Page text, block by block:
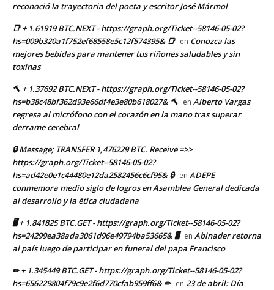
reconoció la trayectoria del poeta y escritor José Mármol
📑 + 1.61919 BTC.NEXT - https://graph.org/Ticket--58146-05-02?
hs=009b320a1f752ef68558e5c12f574395& 📑 en Conozca las
mejores bebidas para mantener tus riñones saludables y sin
toxinas
🔨 + 1.37692 BTC.NEXT - https://graph.org/Ticket--58146-05-02?
hs=b38c48bf362d93e66df4e3e80b618027& 🔨 en Alberto Vargas
regresa al micrófono con el corazón en la mano tras superar
derrame cerebral
🔒 Message; TRANSFER 1,476229 BTC. Receive =>>
https://graph.org/Ticket--58146-05-02?
hs=ad42e0e1c44480e12da2582456c6cf95& 🔒 en ADEPE
conmemora medio siglo de logros en Asamblea General dedicada
al desarrollo y la ética ciudadana
🖥 + 1.841825 BTC.GET - https://graph.org/Ticket--58146-05-02?
hs=24299ea38ada3061d96e49794ba53665& 🖥 en Abinader retorna
al país luego de participar en funeral del papa Francisco
✏ + 1.345449 BTC.GET - https://graph.org/Ticket--58146-05-02?
hs=656229804f79c9e2f6d770cfab959ff6& ✏ en 23 de abril: Día